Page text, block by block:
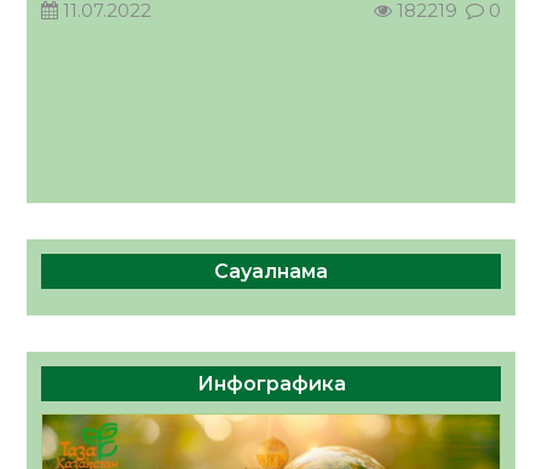
11.07.2022
182219 0
Сауалнама
Инфографика